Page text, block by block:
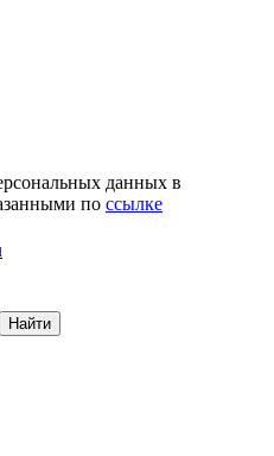
данных в
по ссылке